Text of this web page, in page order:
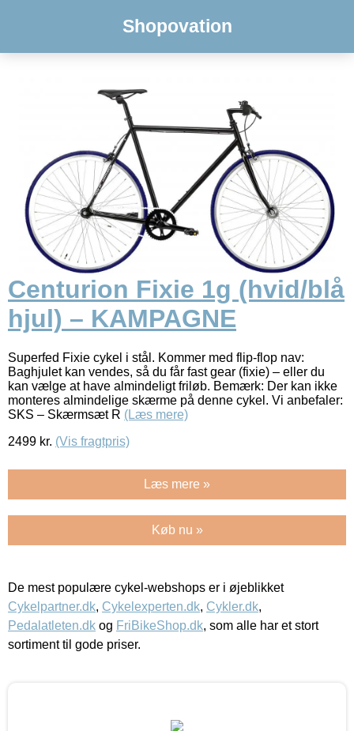
Shopovation
Centurion Fixie 1g (hvid/blå
hjul) – KAMPAGNE
Superfed Fixie cykel i stål. Kommer med flip-flop nav:
Baghjulet kan vendes, så du får fast gear (fixie) – eller du
kan vælge at have almindeligt friløb. Bemærk: Der kan ikke
monteres almindelige skærme på denne cykel. Vi anbefaler:
SKS – Skærmsæt R (Læs mere)
2499 kr. (Vis fragtpris)
Læs mere »
Køb nu »
De mest populære cykel-webshops er i øjeblikket
Cykelpartner.dk, Cykelexperten.dk, Cykler.dk,
Pedalatleten.dk og FriBikeShop.dk, som alle har et stort
sortiment til gode priser.